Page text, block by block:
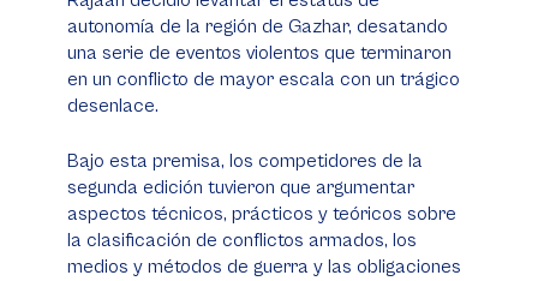
autonomía de la región de Gazhar, desatando
una serie de eventos violentos que terminaron
en un conflicto de mayor escala con un trágico
desenlace.
Bajo esta premisa, los competidores de la
segunda edición tuvieron que argumentar
aspectos técnicos, prácticos y teóricos sobre
la clasificación de conflictos armados, los
medios y métodos de guerra y las obligaciones